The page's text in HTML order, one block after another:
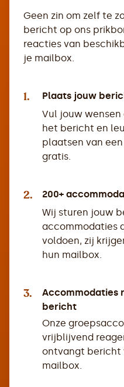
Geen zin om zelf te
bericht op ons
reacties van
je mailbox.
1.
Plaats jouw
Vul jouw wensen
het bericht en
plaatsen van
gratis.
2.
200+
Wij sturen jouw
accommodaties
voldoen, zij
hun mailbox.
3.
Accommodaties
bericht
Onze
vrijblijvend
ontvangt bericht
mailbox.